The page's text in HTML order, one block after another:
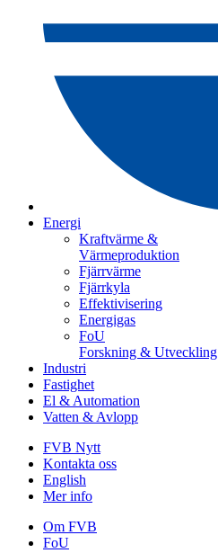
Energi
Kraftvärme &
Värmeproduktion
Fjärrvärme
Fjärrkyla
Effektivisering
Energigas
FoU
Forskning & Utveckling
Industri
Fastighet
El & Automation
Vatten & Avlopp
FVB Nytt
Kontakta oss
English
Mer info
Om FVB
FoU